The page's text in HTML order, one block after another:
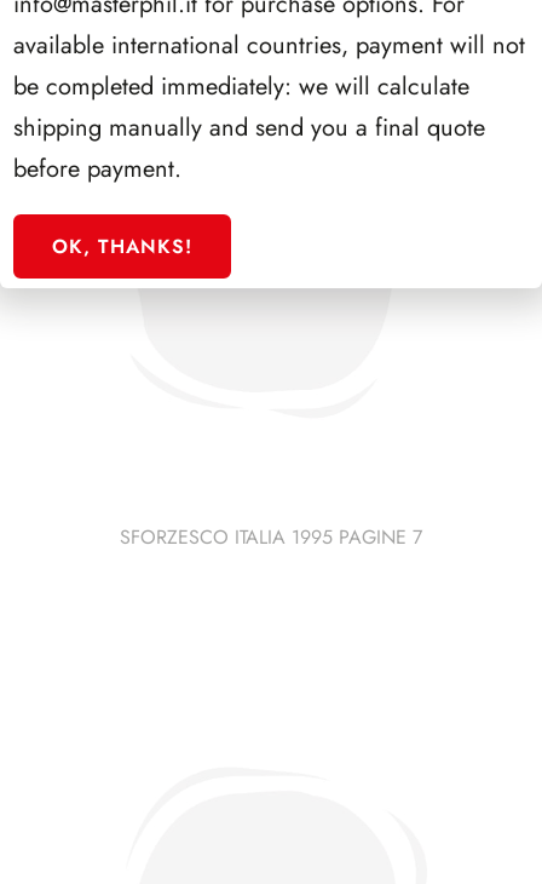
SFORZESCO ITALIA 1995 PAGINE 7
available international countries, payment will not
be completed immediately: we will calculate
shipping manually and send you a final quote
before payment.
OK, THANKS!